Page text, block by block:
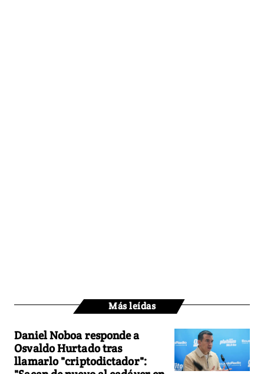
Más leídas
Daniel Noboa responde a
Osvaldo Hurtado tras
llamarlo "criptodictador":